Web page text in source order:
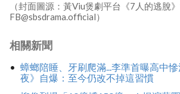
（封面圖源：黃Viu煲劇平台《7人的逃脫》
FB@sbsdrama.official）
相關新聞
蟑螂陪睡、牙刷爬滿...李準首曝高中
夜》自爆：至今仍改不掉這習慣